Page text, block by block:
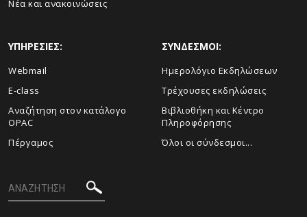
Νέα και ανακοινώσεις
ΥΠΗΡΕΣΙΕΣ:
Webmail
E-class
Αναζήτηση στον κατάλογο
OPAC
Πέργαμος
ΣΥΝΔΕΣΜΟΙ:
Ημερολόγιο Εκδηλώσεων
Τρέχουσες εκδηλώσεις
Βιβλιοθήκη και Κέντρο
Πληροφόρησης
Όλοι οι σύνδεσμοι...